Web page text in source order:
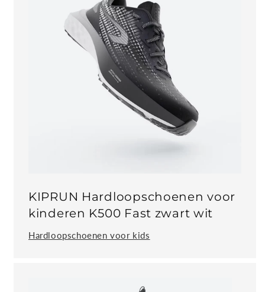
KIPRUN Hardloopschoenen voor
kinderen K500 Fast zwart wit
Hardloopschoenen voor kids